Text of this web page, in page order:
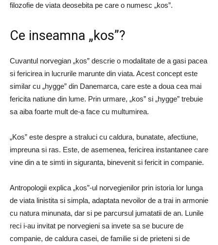
filozofie de viata deosebita pe care o numesc „kos”.
Ce inseamna „kos”?
Cuvantul norvegian „kos” descrie o modalitate de a gasi pacea
si fericirea in lucrurile marunte din viata. Acest concept este
similar cu „hygge” din Danemarca, care este a doua cea mai
fericita natiune din lume. Prin urmare, „kos” si „hygge” trebuie
sa aiba foarte mult de-a face cu multumirea.
„Kos” este despre a straluci cu caldura, bunatate, afectiune,
impreuna si ras. Este, de asemenea, fericirea instantanee care
vine din a te simti in siguranta, binevenit si fericit in companie.
Antropologii explica „kos”-ul norvegienilor prin istoria lor lunga
de viata linistita si simpla, adaptata nevoilor de a trai in armonie
cu natura minunata, dar si pe parcursul jumatatii de an. Lunile
reci i-au invitat pe norvegieni sa invete sa se bucure de
companie, de caldura casei, de familie si de prieteni si de